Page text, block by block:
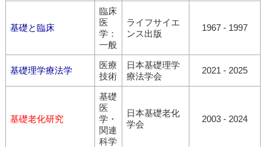
基礎と臨床
臨床
医
学：
一般
ライフサイエ
ンス出版
1967 - 1997
基礎理学療法学
医療
技術
日本基礎理学
療法学会
2021 - 2025
基礎老化研究
基礎
医
学・
関連
科学
日本基礎老化
学会
2003 - 2024